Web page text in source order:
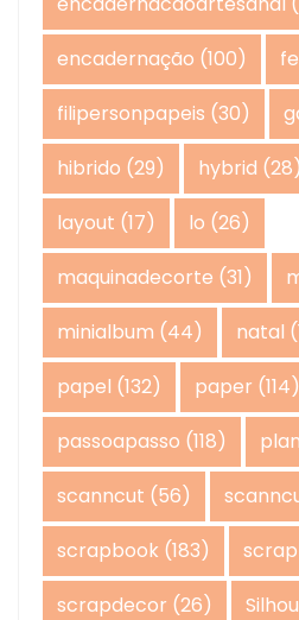
encadernação (100)
filipersonpapeis (30)
hibrido (29) hybrid (28)
layout (17) lo (26)
maquinadecorte (31)
minialbum (44) natal
papel (132) paper (114)
passoapasso (118)
scanncut (56)
scrapbook (183)
scrapdecor (26)